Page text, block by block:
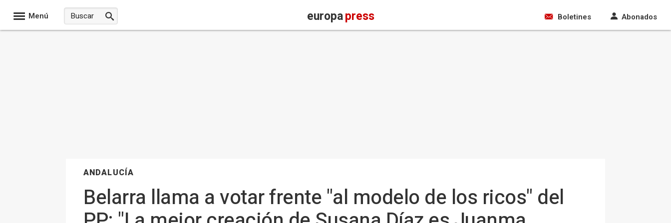
Menú europapress Boletines Abonados
ANDALUCÍA
Belarra llama a votar frente "al modelo de los ricos" del